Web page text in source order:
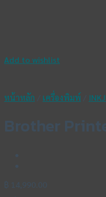
Add to wishlist
หน้าหลัก เครื่องพิมพ์
Brother
฿ 14,990.00